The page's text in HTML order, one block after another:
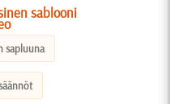
sablooni
sapluuna